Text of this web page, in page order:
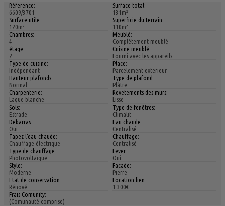
Réference:
6609/3701
Surface total:
131m²
Surface utile:
120m²
Superficie du terrain:
110m²
Chambres:
4
Meublé:
Complètement meublé
étage:
2
Cuisine meublé:
Fourni avec les appareils
Type de cuisine:
Indépendant
Place:
Parcelement exterieur
Hauteur plafonds:
Normal
Type de plafond:
Plâtre
Charpenterie:
Laque blanche
Revetements des murs:
Lisse
Sols:
Estrade
Type de fenêtres:
Climalit
Debarras:
Oui
Eau chaude:
Centralisé
Tapez l'eau chaude:
Chauffage électrique
Chauffage:
Centralisé
Type de chauffage:
Photovoltaïque
Lever:
Oui
Style:
Moderne
Facade:
Pierre
Etat de conservation:
Rénové
Location lien:
1.300€
Frais Comunity:
(Comunauté comprise)